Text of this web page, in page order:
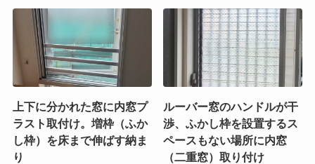
上下に分かれた窓に内窓プ
ラスト取付け。増枠（ふか
し枠）を床まで伸ばす納ま
り
ルーバー窓のハンドルが干
渉、ふかし枠を設置するス
ペースもない場所に内窓
（二重窓）取り付け